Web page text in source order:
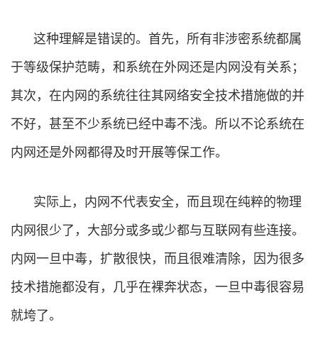
这种理解是错误的。首先，所有非涉密系统都属
于等级保护范畴，和系统在外网还是内网没有关系；
其次，在内网的系统往往其网络安全技术措施做的并
不好，甚至不少系统已经中毒不浅。所以不论系统在
内网还是外网都得及时开展等保工作。
实际上，内网不代表安全，而且现在纯粹的物理
内网很少了，大部分或多或少都与互联网有些连接。
内网一旦中毒，扩散很快，而且很难清除，因为很多
技术措施都没有，几乎在裸奔状态，一旦中毒很容易
就垮了。